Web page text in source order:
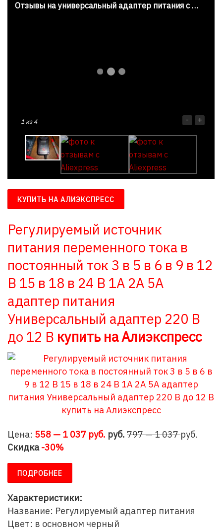
Отзывы на универсальный адаптер питания с Aliexpress
1 из 4 - +
КУПИТЬ НА АЛИЭКСПРЕСС
Регулируемый источник
питания переменного тока в
постоянный ток 3 в 5 в 6 в 9 в 12
В 15 в 18 в 24 В 1A 2A 5A
адаптер питания
Универсальный адаптер 220 В
до 12 В купить на Алиэкспресс
Цена: 558 — 1 037 руб. руб. 797 — 1 037руб.
Скидка-30%
ПОДРОБНЕЕ
Характеристики:
Название: Регулируемый адаптер питания
Цвет: в основном черный